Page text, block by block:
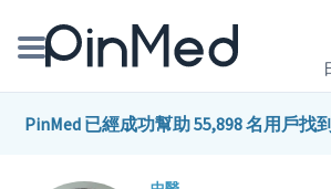
線上預約醫師、院所
醫師專欄專訪
PinMed 已經成功幫助 55,898 名用戶找